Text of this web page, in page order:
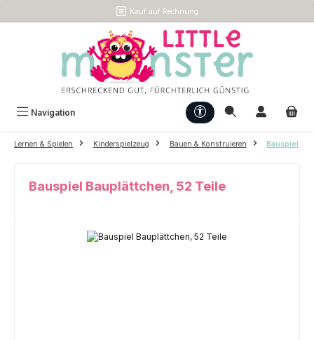
Kauf auf Rechnung
Navigation Werkzeugleiste anzeigen
Lernen & Spielen Kinderspielzeug Bauen & Konstruieren Bauspiel
Bauspiel Bauplättchen, 52 Teile
Bildergalerie überspringen